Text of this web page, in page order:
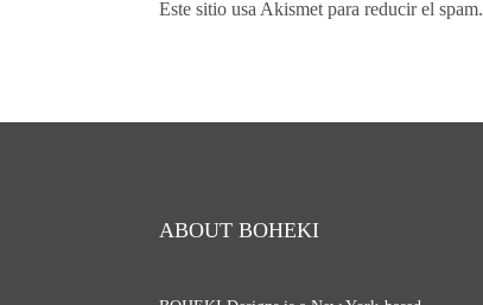
Este sitio usa Akismet para reducir el spam.
ABOUT BOHEKI